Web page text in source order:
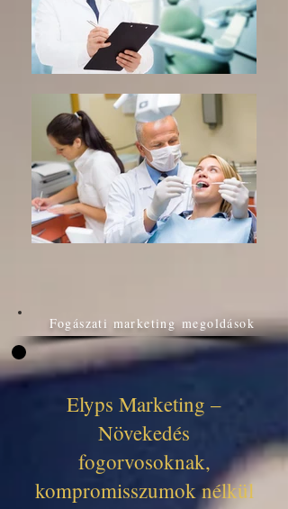
Fogászati marketing megoldások
Elyps Marketing –
Növekedés
fogorvosoknak,
kompromisszumok nélkül